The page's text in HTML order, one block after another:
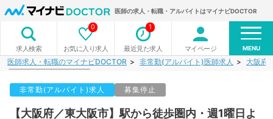
医師の求人・転職・アルバイトはマイナビDOCTOR
求人検索 お気に入り求人
0
最近見た求人
1
マイページ MENU
医師求人・転職のマイナビDOCTOR 非常勤(アルバイト)医師求人 大阪府
非常勤(アルバイト)求人 募集停止
【大阪府／東大阪市】駅から徒歩圏内・週1曜日よ